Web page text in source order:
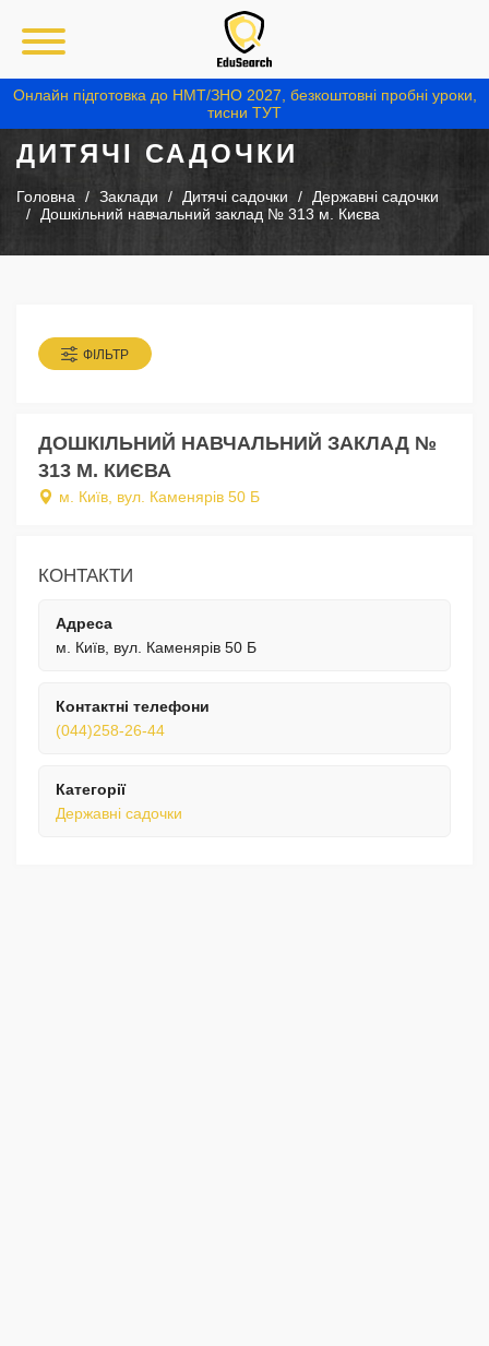
Онлайн підготовка до НМТ/ЗНО 2027, безкоштовні пробні уроки,
тисни ТУТ
ДИТЯЧІ САДОЧКИ
Головна Заклади Дитячі садочки
Державні садочки
Дошкільний навчальний заклад № 313 м. Києва
ФІЛЬТР
ДОШКІЛЬНИЙ НАВЧАЛЬНИЙ ЗАКЛАД №
313 М. КИЄВА
м. Київ, вул. Каменярів 50 Б
КОНТАКТИ
Адреса
м. Київ, вул. Каменярів 50 Б
Контактні телефони
(044)258-26-44
Категорії
Державні садочки